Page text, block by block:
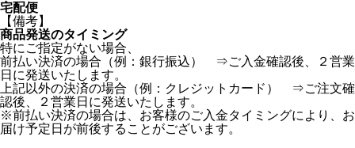
宅配便
【備考】
商品発送のタイミング
特にご指定がない場合、
前払い決済の場合（例：銀行振込） ⇒ご入金確認後、２営業
日に発送いたします。
上記以外の決済の場合（例：クレジットカード） ⇒ご注文確
認後、２営業日に発送いたします。
※前払い決済の場合は、お客様のご入金タイミングにより、お
届け予定日が前後することがございます。